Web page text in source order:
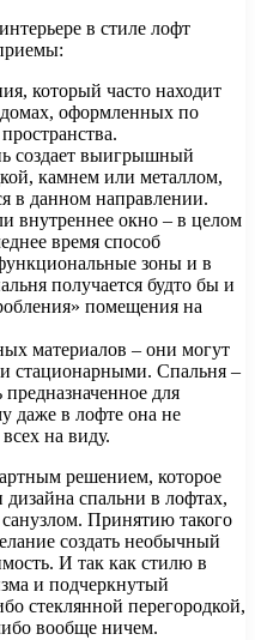
в стиле лофт
который часто находит
оформленных по
создает выигрышный
камнем или металлом,
в данном направлении.
внутреннее окно – в целом
время способ
зоны и в
получается будто бы и
помещения на
материалов – они могут
стационарными. Спальня –
для
даже в лофте она не
на виду.
решением, которое
спальни в лофтах,
Принятию такого
создать необычный
И так как стилю в
и подчеркнутый
стеклянной перегородкой,
вообще ничем.